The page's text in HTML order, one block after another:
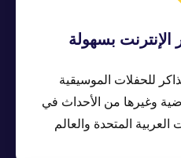
الإنترنت بسهولة
للحفلات الموسيقية
وغيرها من الأحداث في
العربية المتحدة والعالم